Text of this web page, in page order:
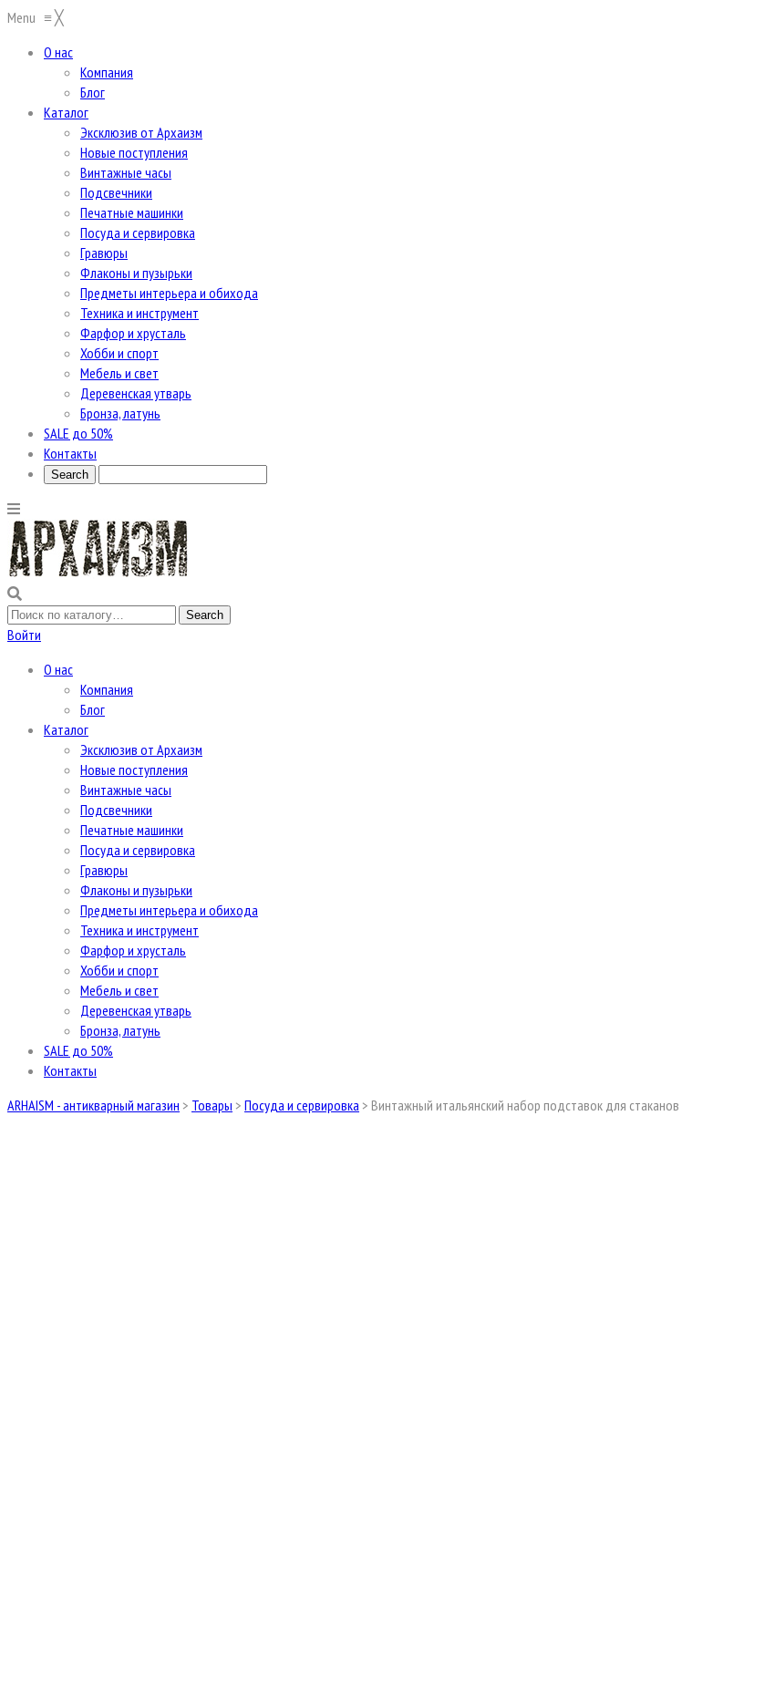
Menu ≡╳
О нас
Компания
Блог
Каталог
Эксклюзив от Архаизм
Новые поступления
Винтажные часы
Подсвечники
Печатные машинки
Посуда и сервировка
Гравюры
Флаконы и пузырьки
Предметы интерьера и обихода
Техника и инструмент
Фарфор и хрусталь
Хобби и спорт
Мебель и свет
Деревенская утварь
Бронза, латунь
SALE до 50%
Контакты
Войти
О нас
Компания
Блог
Каталог
Эксклюзив от Архаизм
Новые поступления
Винтажные часы
Подсвечники
Печатные машинки
Посуда и сервировка
Гравюры
Флаконы и пузырьки
Предметы интерьера и обихода
Техника и инструмент
Фарфор и хрусталь
Хобби и спорт
Мебель и свет
Деревенская утварь
Бронза, латунь
SALE до 50%
Контакты
ARHAISM - антикварный магазин > Товары > Посуда и сервировка > Винтажный итальянский набор подставок для стаканов